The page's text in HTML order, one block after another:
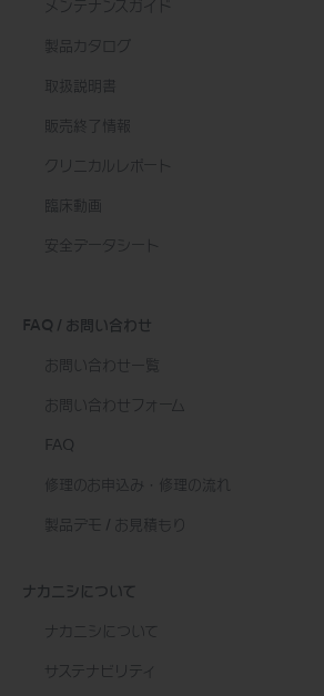
メンテナンスガイド
製品カタログ
取扱説明書
販売終了情報
クリニカルレポート
臨床動画
安全データシート
FAQ / お問い合わせ
お問い合わせ一覧
お問い合わせフォーム
FAQ
修理のお申込み・修理の流れ
製品デモ / お見積もり
ナカニシについて
ナカニシについて
サステナビリティ